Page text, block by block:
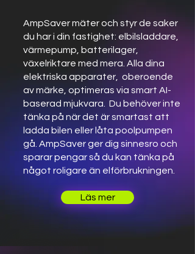
AmpSaver mäter och styr de saker
du har i din fastighet: elbilsladdare,
värmepump, batterilager,
växelriktare med mera. Alla dina
elektriska apparater, oberoende
av märke, optimeras via smart AI-
baserad mjukvara. Du behöver inte
tänka på när det är smartast att
ladda bilen eller låta poolpumpen
gå. AmpSaver ger dig sinnesro och
sparar pengar så du kan tänka på
något roligare än elförbrukningen.
Läs mer